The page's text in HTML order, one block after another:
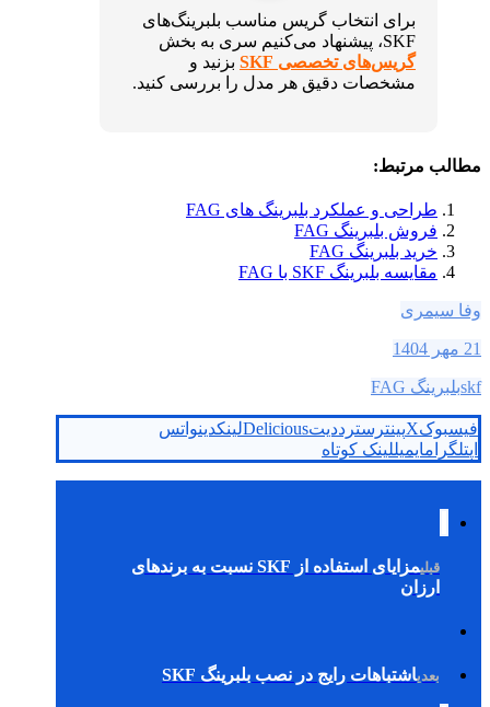
برای انتخاب گریس مناسب بلبرینگ‌های
SKF، پیشنهاد می‌کنیم سری به بخش
گریس‌های تخصصی SKF
بزنید و
مشخصات دقیق هر مدل را بررسی کنید.
مطالب مرتبط:
طراحی و عملکرد بلبرینگ های FAG
فروش بلبرینگ FAG
خرید بلبرینگ FAG
مقایسه بلبرینگ SKF با FAG
وفا سیمری
21 مهر 1404
skfبلبرینگ FAG
فیسبوکXپینترسترددیتDeliciousلینکدینواتس
اپتلگرامایمیللینک کوتاه
قبلی
مزایای استفاده از SKF نسبت به برندهای
ارزان
بعدیاشتباهات رایج در نصب بلبرینگ SKF